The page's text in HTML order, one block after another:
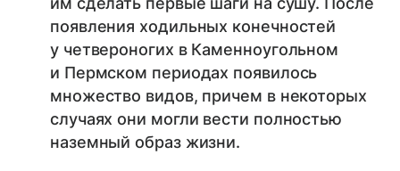
появления ходильных конечностей
у четвероногих в Каменноугольном
и Пермском периодах появилось
множество видов, причем в некоторых
случаях они могли вести полностью
наземный образ жизни.